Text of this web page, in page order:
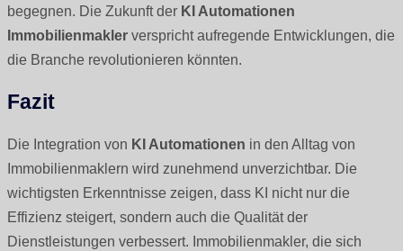
begegnen. Die Zukunft der KI Automationen
Immobilienmakler verspricht aufregende Entwicklungen, die
die Branche revolutionieren könnten.
Fazit
Die Integration von KI Automationen in den Alltag von
Immobilienmaklern wird zunehmend unverzichtbar. Die
wichtigsten Erkenntnisse zeigen, dass KI nicht nur die
Effizienz steigert, sondern auch die Qualität der
Dienstleistungen verbessert. Immobilienmakler, die sich